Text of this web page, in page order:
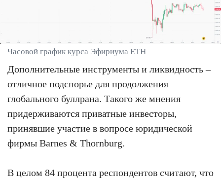
Часовой график курса Эфириума ETH
Дополнительные инструменты и ликвидность –
отличное подспорье для продолжения
глобального буллрана. Такого же мнения
придерживаются приватные инвесторы,
принявшие участие в вопросе юридической
фирмы Barnes & Thornburg.
В целом 84 процента респондентов считают, что